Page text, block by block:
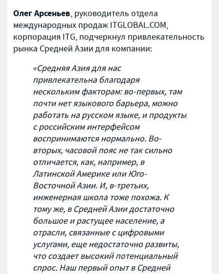
Олег Арсеньев, руководитель отдела
международных продаж ITGLOBAL.COM,
корпорация ITG, подчеркнул привлекательность
рынка Средней Азии для компании:
«Средняя Азия для нас
привлекательна благодаря
нескольким факторам: во-первых, там
почти нет языкового барьера, можно
работать на русском языке, и продукты
с российским интерфейсом
воспринимаются нормально. Во-
вторых, часовой пояс не так сильно
отличается, как, например, в
Латинской Америке или Юго-
Восточной Азии. И, в-третьих,
инженерная школа тоже похожа. К
тому же, в Средней Азии достаточно
большое и растущее население, а
отрасли, связанные с цифровыми
услугами, еще недостаточно развиты,
что создает высокий потенциальный
спрос. Наш первый опыт в Средней